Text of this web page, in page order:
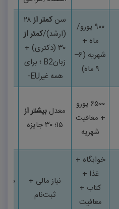
۹۰۰ یورو/
ماه +
شهریه ( ۶–
۹ ماه)
سن کمتر از ۲۸
(ارشد)/کمتر از
۳۰ (دکتری) +
زبانB2 ؛ برای
همه غیر-EU
۶۵۰۰ یورو
+ معافیت
شهریه
معدل بیشتر از
۱۵؛ ۳۰جایزه
خوابگاه +
غذا +
کتاب +
معافیت
نیاز مالی +
ثبت‌نام